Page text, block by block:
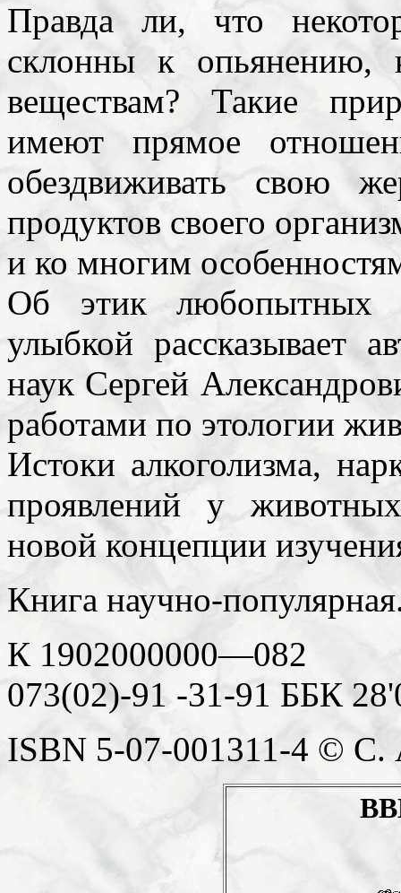
Правда ли, что
склонны к опьянению,
веществам? Такие
имеют прямое
обездвиживать свою
продуктов своего
и ко многим
Об этик любопытных
улыбкой рассказывает
наук Сергей
работами по этологии
Истоки алкоголизма,
проявлений у
новой концепции
Книга научно-
К 1902000000—082
073(02)-91 -31-91 ББК
ISBN 5-07-001311-4 © С.